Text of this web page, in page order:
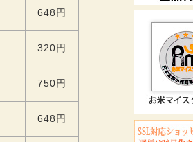
648円
320円
750円
648円